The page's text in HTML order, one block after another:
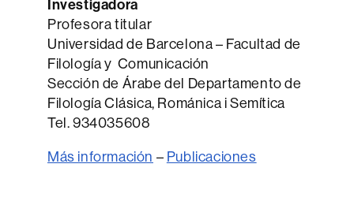
Investigadora
Profesora titular
Universidad de Barcelona – Facultad de
Filología y Comunicación
Sección de Árabe del Departamento de
Filología Clásica, Románica i Semítica
Tel. 934035608
Más información – Publicaciones